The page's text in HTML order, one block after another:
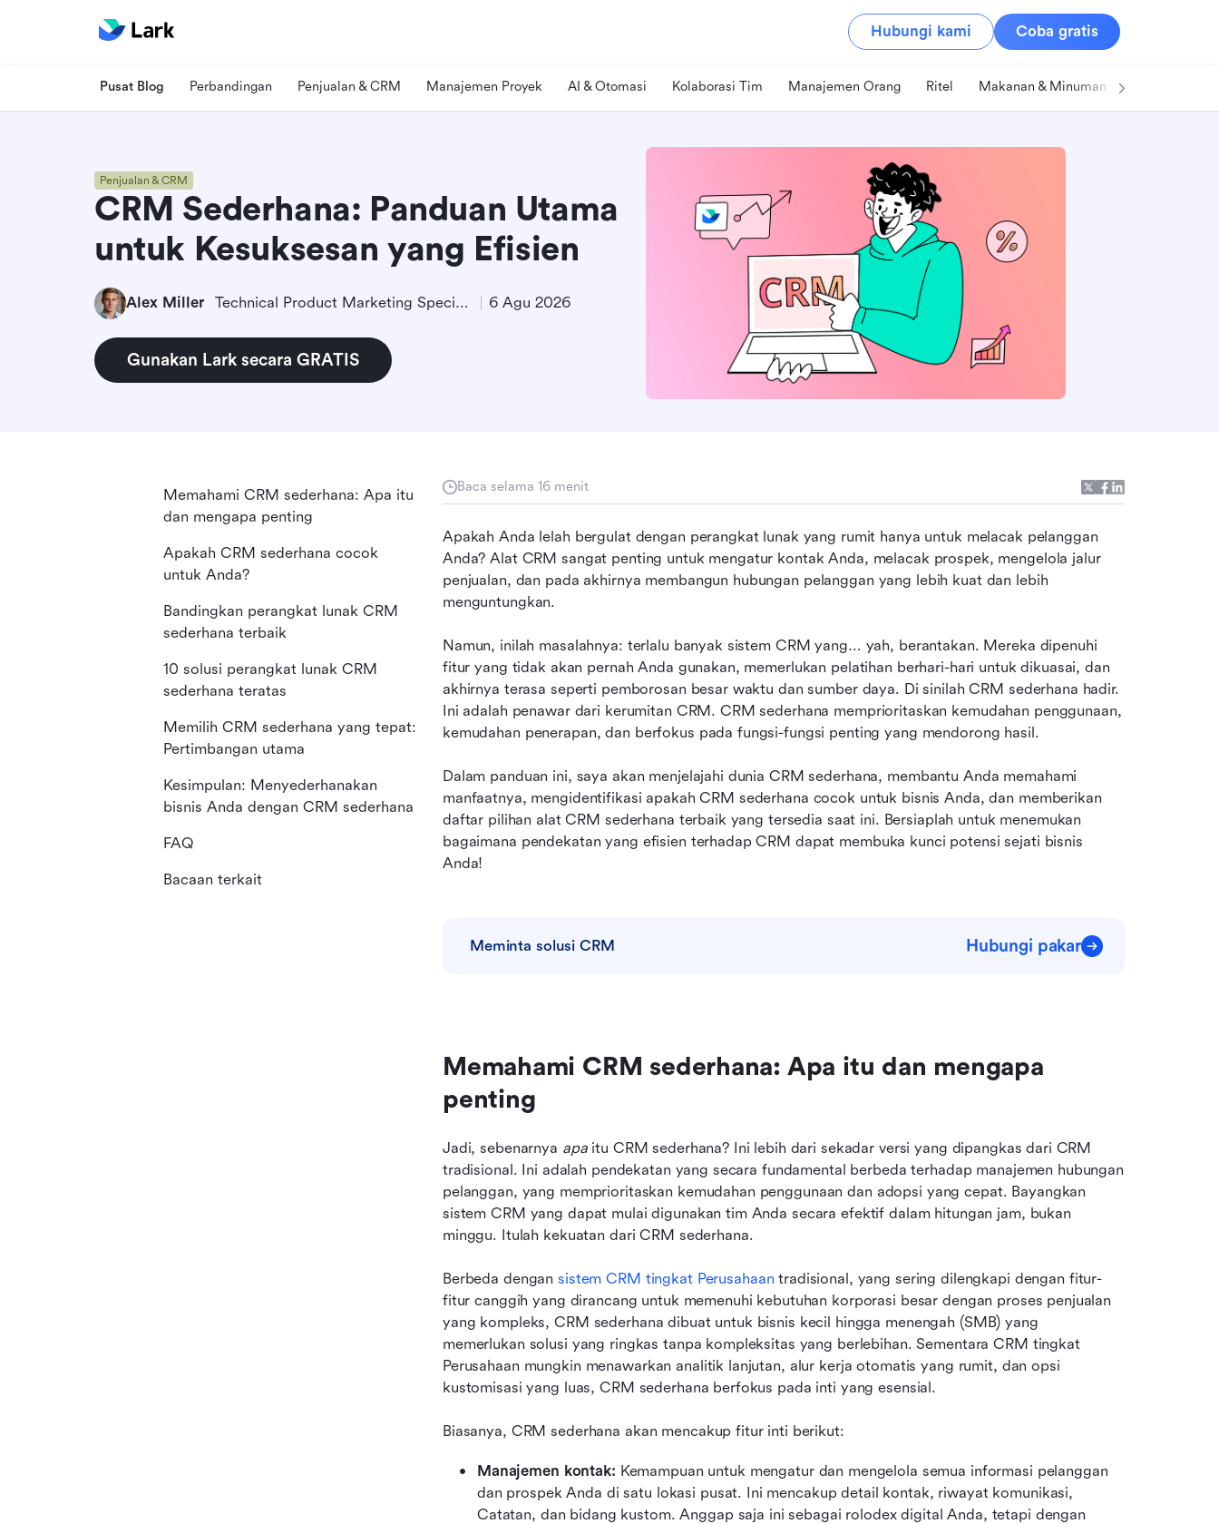
Hubungi kami Coba gratis
Pusat Blog Perbandingan Penjualan & CRM Manajemen Proyek AI & Otomasi Kolaborasi Tim Manajemen Orang Ritel Makanan & Minuman
Penjualan & CRM
CRM Sederhana: Panduan Utama
untuk Kesuksesan yang Efisien
Alex Miller Technical Product Marketing Specialist 6 Agu 2026
Gunakan Lark secara GRATIS
Baca selama 16 menit
Apakah Anda lelah bergulat dengan perangkat lunak yang rumit hanya untuk melacak pelanggan
Anda? Alat CRM sangat penting untuk mengatur kontak Anda, melacak prospek, mengelola jalur
penjualan, dan pada akhirnya membangun hubungan pelanggan yang lebih kuat dan lebih
menguntungkan.
Namun, inilah masalahnya: terlalu banyak sistem CRM yang… yah, berantakan. Mereka dipenuhi
fitur yang tidak akan pernah Anda gunakan, memerlukan pelatihan berhari-hari untuk dikuasai, dan
akhirnya terasa seperti pemborosan besar waktu dan sumber daya. Di sinilah CRM sederhana hadir.
Ini adalah penawar dari kerumitan CRM. CRM sederhana memprioritaskan kemudahan penggunaan,
kemudahan penerapan, dan berfokus pada fungsi-fungsi penting yang mendorong hasil.
Dalam panduan ini, saya akan menjelajahi dunia CRM sederhana, membantu Anda memahami
manfaatnya, mengidentifikasi apakah CRM sederhana cocok untuk bisnis Anda, dan memberikan
daftar pilihan alat CRM sederhana terbaik yang tersedia saat ini. Bersiaplah untuk menemukan
bagaimana pendekatan yang efisien terhadap CRM dapat membuka kunci potensi sejati bisnis
Anda!
Meminta solusi CRM Hubungi pakar
Memahami CRM sederhana: Apa itu dan mengapa
penting
Jadi, sebenarnya apa itu CRM sederhana? Ini lebih dari sekadar versi yang dipangkas dari CRM
tradisional. Ini adalah pendekatan yang secara fundamental berbeda terhadap manajemen hubungan
pelanggan, yang memprioritaskan kemudahan penggunaan dan adopsi yang cepat. Bayangkan
sistem CRM yang dapat mulai digunakan tim Anda secara efektif dalam hitungan jam, bukan
minggu. Itulah kekuatan dari CRM sederhana.
Berbeda dengan sistem CRM tingkat Perusahaan tradisional, yang sering dilengkapi dengan fitur-
fitur canggih yang dirancang untuk memenuhi kebutuhan korporasi besar dengan proses penjualan
yang kompleks, CRM sederhana dibuat untuk bisnis kecil hingga menengah (SMB) yang
memerlukan solusi yang ringkas tanpa kompleksitas yang berlebihan. Sementara CRM tingkat
Perusahaan mungkin menawarkan analitik lanjutan, alur kerja otomatis yang rumit, dan opsi
kustomisasi yang luas, CRM sederhana berfokus pada inti yang esensial.
Biasanya, CRM sederhana akan mencakup fitur inti berikut:
Manajemen kontak: Kemampuan untuk mengatur dan mengelola semua informasi pelanggan
dan prospek Anda di satu lokasi pusat. Ini mencakup detail kontak, riwayat komunikasi,
Catatan, dan bidang kustom. Anggap saja ini sebagai rolodex digital Anda, tetapi dengan
Memahami CRM sederhana: Apa itu
dan mengapa penting
Apakah CRM sederhana cocok
untuk Anda?
Bandingkan perangkat lunak CRM
sederhana terbaik
10 solusi perangkat lunak CRM
sederhana teratas
Memilih CRM sederhana yang tepat:
Pertimbangan utama
Kesimpulan: Menyederhanakan
bisnis Anda dengan CRM sederhana
FAQ
Bacaan terkait